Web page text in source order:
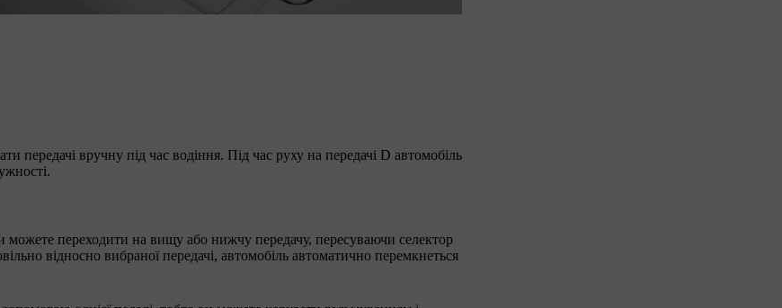
передачі вручну під час водіння. Під час руху на передачі D автомобіль
переходити на вищу або нижчу передачу, пересуваючи селектор
відносно вибраної передачі, автомобіль автоматично перемкнеться